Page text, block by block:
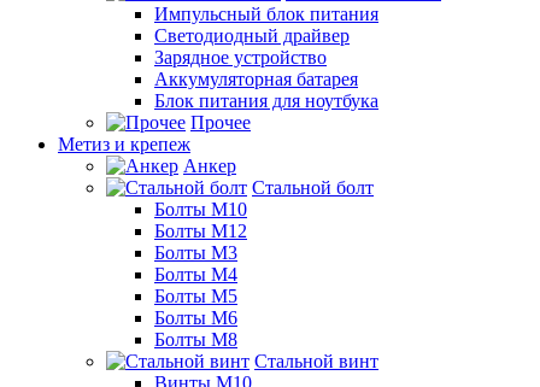
Импульсный блок питания
Светодиодный драйвер
Зарядное устройство
Аккумуляторная батарея
Блок питания для ноутбука
Прочее
Метиз и крепеж
Анкер
Стальной болт
Болты М10
Болты М12
Болты М3
Болты М4
Болты М5
Болты М6
Болты М8
Стальной винт
Винты М10